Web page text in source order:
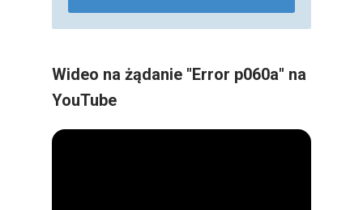
Wideo na żądanie "Error p060a" na
YouTube